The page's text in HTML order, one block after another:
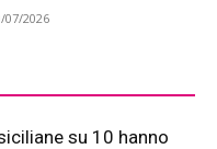
07/2026
su 10 hanno